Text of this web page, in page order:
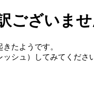
ございま
たようです。
シュ）してみてくださ